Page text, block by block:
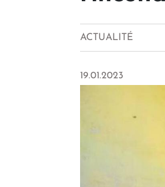
ACTUALITÉ
19.01.2023